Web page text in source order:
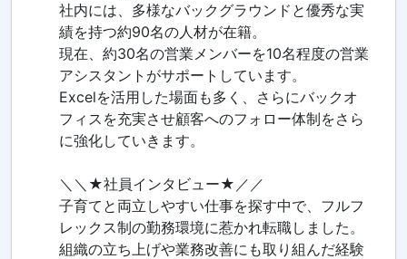
社内には、多様なバックグラウンドと優秀な実
績を持つ約90名の人材が在籍。
現在、約30名の営業メンバーを10名程度の営業
アシスタントがサポートしています。
Excelを活用した場面も多く、さらにバックオ
フィスを充実させ顧客へのフォロー体制をさら
に強化していきます。
＼＼★社員インタビュー★／／
子育てと両立しやすい仕事を探す中で、フルフ
レックス制の勤務環境に惹かれ転職しました。
組織の立ち上げや業務改善にも取り組んだ経験